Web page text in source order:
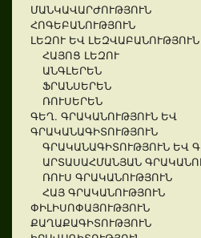
ՄԱՆԿԱՎԱՐԺՈՒԹՅՈՒՆ
ՀՈԳԵԲԱՆՈՒԹՅՈՒՆ
ԼԵԶՈՒ ԵՎ ԼԵԶՎԱԲԱՆՈՒԹՅՈՒՆ
ՀԱՅՈՑ ԼԵԶՈՒ
ԱՆԳԼԵՐԵՆ
ՖՐԱՆՍԵՐԵՆ
ՌՈՒՍԵՐԵՆ
ԳԵՂ. ԳՐԱԿԱՆՈՒԹՅՈՒՆ ԵՎ
ԳՐԱԿԱՆԱԳԻՏՈՒԹՅՈՒՆ
ԳՐԱԿԱՆԱԳԻՏՈՒԹՅՈՒՆ ԵՎ
ԱՐՏԱՍԱՀՄԱՆՅԱՆ
ՌՈՒՍ ԳՐԱԿԱՆՈՒԹՅՈՒՆ
ՀԱՅ ԳՐԱԿԱՆՈՒԹՅՈՒՆ
ՓԻԼԻՍՈՓԱՅՈՒԹՅՈՒՆ
ՔԱՂԱՔԱԳԻՏՈՒԹՅՈՒՆ